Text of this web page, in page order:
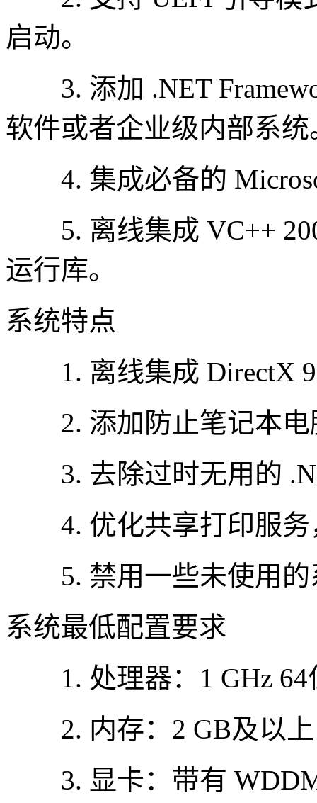
启动。
3. 添加 .NET
软件或者企业级内部系统
4. 集成必备的
5. 离线集成 VC++
运行库。
系统特点
1. 离线集成 DirectX
2. 添加防止笔记本电
3. 去除过时无用的
4. 优化共享打印服务
5. 禁用一些未使用的
系统最低配置要求
1. 处理器：1 GHz 64
2. 内存：2 GB及以上
3. 显卡：带有 WDDM